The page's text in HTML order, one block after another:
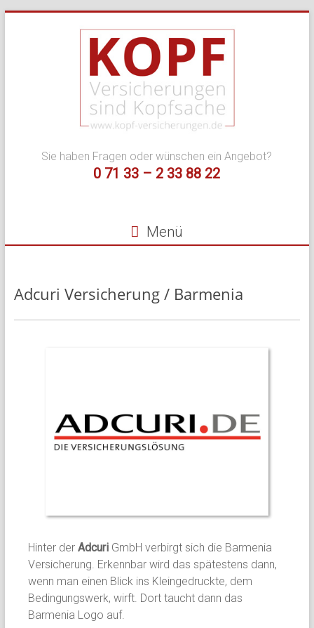
Kopf
Versicherungen
für
Privat
Heilbronn
und
Sie haben Fragen oder wünschen ein Angebot?
0 71 33 – 2 33 88 22
Menü
Adcuri Versicherung / Barmenia
Hinter der AdcuriGmbH verbirgt sich die Barmenia
Versicherung. Erkennbar wird das spätestens dann,
wenn man einen Blick ins Kleingedruckte, dem
Bedingungswerk, wirft. Dort taucht dann das
Barmenia Logo auf.